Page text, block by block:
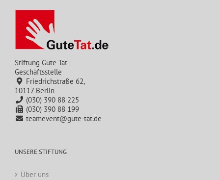
Stiftung Gute-Tat
Geschäftsstelle
Friedrichstraße 62,
10117 Berlin
(030) 390 88 225
(030) 390 88 199
teamevent@gute-tat.de
UNSERE STIFTUNG
Über uns